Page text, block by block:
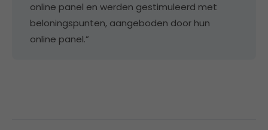
online panel en werden gestimuleerd met
beloningspunten, aangeboden door hun
online panel.”